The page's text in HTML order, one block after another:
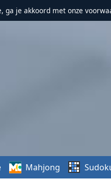
ga je akkoord met onze
Mahjong